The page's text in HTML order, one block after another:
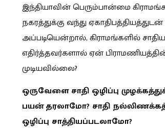
இந்தியாவின் பெரும்பான்மை
நகரத்துக்கு வந்து ஏகாதிபத்தியத்துடன்
அப்படியென்றால், கிராமங்களில்
எதிர்த்தவர்களால் ஏன்
முடியவில்லை?
ஒருவேளை சாதி ஒழிப்பு
பயன் தரலாமோ? சாதி
ஒழிப்பு சாத்தியப்படலாமோ?